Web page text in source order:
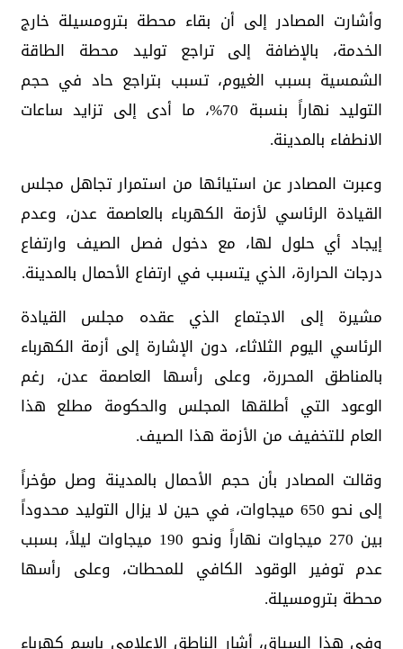
وأشارت المصادر إلى أن بقاء محطة بترومسيلة خارج
الخدمة، بالإضافة إلى تراجع توليد محطة الطاقة
الشمسية بسبب الغيوم، تسبب بتراجع حاد في حجم
التوليد نهاراً بنسبة 70%، ما أدى إلى تزايد ساعات
الانطفاء بالمدينة.
وعبرت المصادر عن استيائها من استمرار تجاهل مجلس
القيادة الرئاسي لأزمة الكهرباء بالعاصمة عدن، وعدم
إيجاد أي حلول لها، مع دخول فصل الصيف وارتفاع
درجات الحرارة، الذي يتسبب في ارتفاع الأحمال بالمدينة.
مشيرة إلى الاجتماع الذي عقده مجلس القيادة
الرئاسي اليوم الثلاثاء، دون الإشارة إلى أزمة الكهرباء
بالمناطق المحررة، وعلى رأسها العاصمة عدن، رغم
الوعود التي أطلقها المجلس والحكومة مطلع هذا
العام للتخفيف من الأزمة هذا الصيف.
وقالت المصادر بأن حجم الأحمال بالمدينة وصل مؤخراً
إلى نحو 650 ميجاوات، في حين لا يزال التوليد محدوداً
بين 270 ميجاوات نهاراً ونحو 190 ميجاوات ليلاً، بسبب
عدم توفير الوقود الكافي للمحطات، وعلى رأسها
محطة بترومسيلة.